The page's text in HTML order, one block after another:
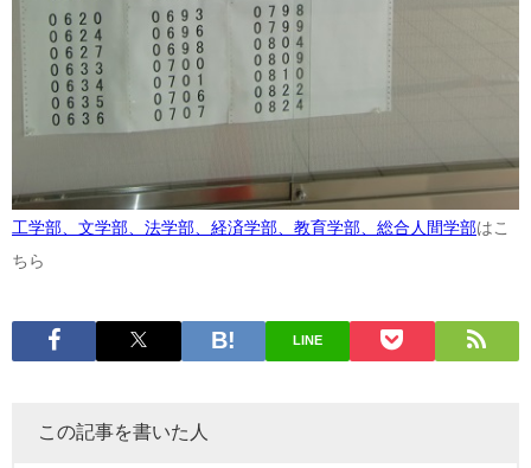
工学部、文学部、法学部、経済学部、教育学部、総合人間学部はこ
ちら
LINE
この記事を書いた人